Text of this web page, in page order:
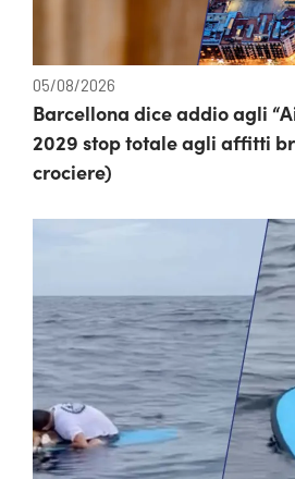
05/08/2026
Barcellona dice addio agli
2029 stop totale agli affitti
crociere)